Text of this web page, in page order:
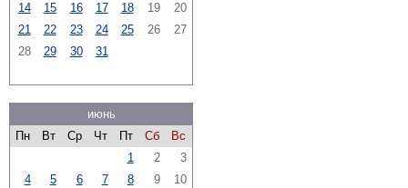
14
15 16 17 18 19
20
21
22 23 24 25 26
27
28
29 30 31
июнь
Пн
Вт Ср Чт Пт Сб
Вс
1
2
3
4
5 6 7 8 9
10